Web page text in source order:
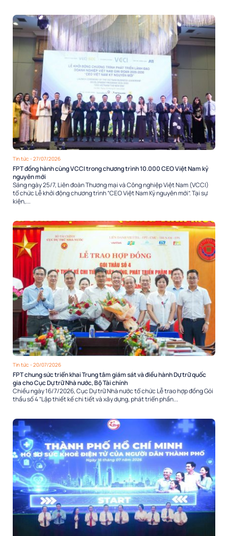
Tin tức - 27/07/2026
FPT đồng hành cùng VCCI trong chương trình 10.000 CEO Việt Nam kỷ
nguyên mới
Sáng ngày 25/7, Liên đoàn Thương mại và Công nghiệp Việt Nam (VCCI)
tổ chức Lễ khởi động chương trình “CEO Việt Nam Kỷ nguyên mới”. Tại sự
kiện,...
Tin tức - 20/07/2026
FPT chung sức triển khai Trung tâm giám sát và điều hành Dự trữ quốc
gia cho Cục Dự trữ Nhà nước, Bộ Tài chính
Chiều ngày 16/7/2026, Cục Dự trữ Nhà nước tổ chức Lễ trao hợp đồng Gói
thầu số 4 “Lập thiết kế chi tiết và xây dựng, phát triển phần...